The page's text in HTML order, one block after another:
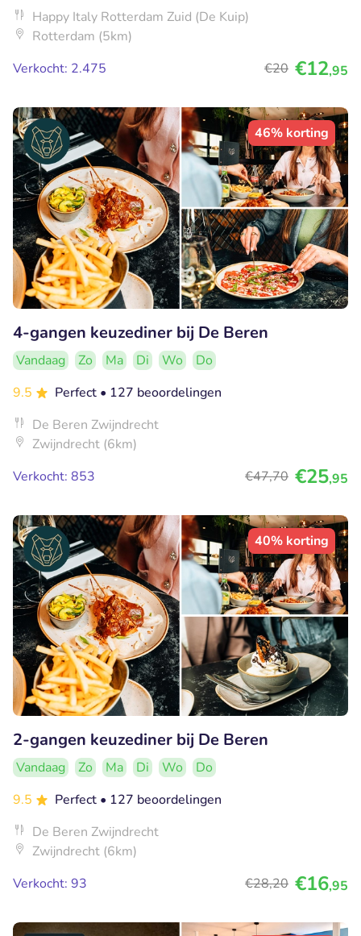
Happy Italy Rotterdam Zuid (De Kuip)
Rotterdam (5km)
Verkocht: 2.475
€20 €12,95
46% korting
4-gangen keuzediner bij De Beren
Vandaag Zo Ma Di Wo
Do
9.5
Perfect • 127 beoordelingen
De Beren Zwijndrecht
Zwijndrecht (6km)
Verkocht: 853
€47,70 €25,95
40% korting
2-gangen keuzediner bij De Beren
Vandaag Zo Ma Di Wo
Do
9.5
Perfect • 127 beoordelingen
De Beren Zwijndrecht
Zwijndrecht (6km)
Verkocht: 93
€28,20 €16,95